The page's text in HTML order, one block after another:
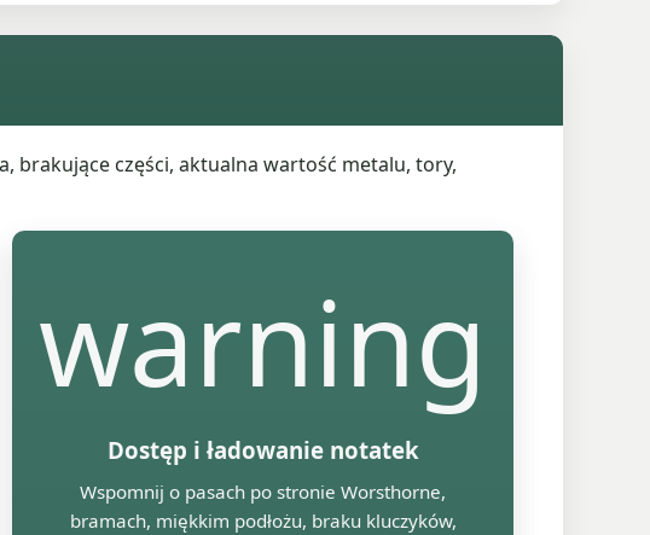
brakujące części, aktualna wartość metalu, tory,
warning
Dostęp i ładowanie notatek
Wspomnij o pasach po stronie Worsthorne,
bramach, miękkim podłożu, braku kluczyków,